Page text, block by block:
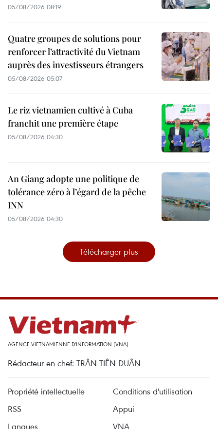
05/08/2026 08:19
Quatre groupes de solutions pour
renforcer l’attractivité du Vietnam
auprès des investisseurs étrangers
05/08/2026 05:07
Le riz vietnamien cultivé à Cuba
franchit une première étape
05/08/2026 04:30
An Giang adopte une politique de
tolérance zéro à l’égard de la pêche
INN
05/08/2026 04:30
Télécharger plus
AGENCE VIETNAMIENNE D'INFORMATION (VNA)
Rédacteur en chef: TRÂN TIÊN DUÂN
Propriété intellectuelle
Conditions d'utilisation
RSS
Appui
Langues
VNA